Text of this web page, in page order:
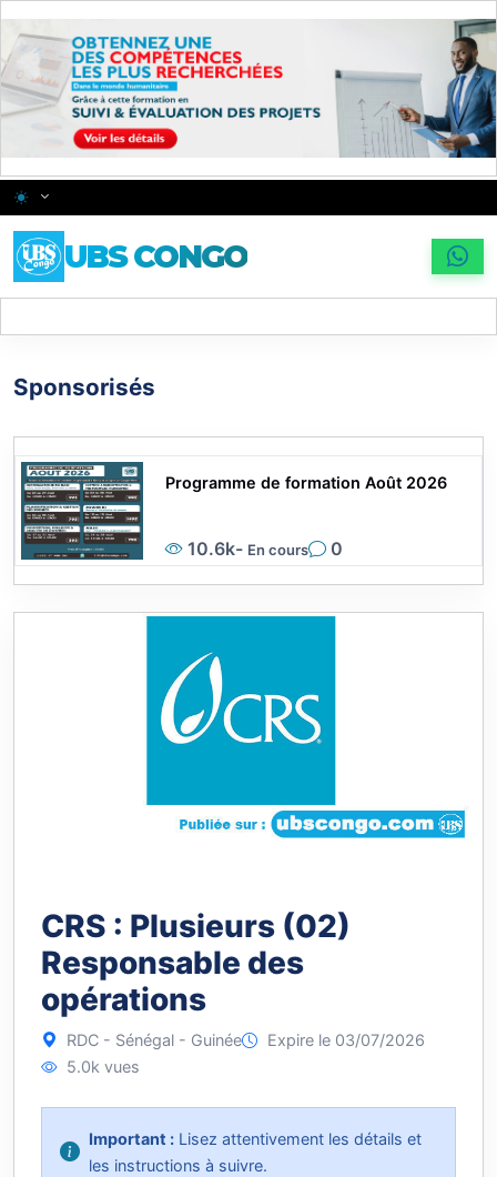
Changer le thème
UBS CONGO
Sponsorisés
vente des ordinateurs de haute
6.1k-En cours 0
CRS : Plusieurs (02)
Responsable des
opérations
RDC - Sénégal - Guinée
Expire le 03/07/2026
5.0k vues
Important : Lisez attentivement les détails et
les instructions à suivre.